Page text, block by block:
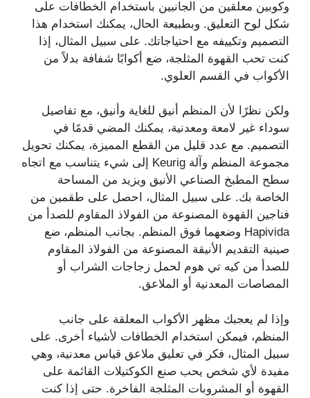
وكوبين معلقين من الجانبين باستخدام الخطافات على
شكل لوح التعليق. وبطبيعة الحال، يمكنك استخدام هذا
التصميم وتكييفه مع احتياجاتك. على سبيل المثال، إذا
كنت تحب القهوة المثلجة، ضع أكوابًا شفافة بدلاً من
الأكواب في القسم العلوي.
ولكن نظرًا لأن المنظم أنيق للغاية وأنيق، مع تفاصيل
سوداء غير لامعة ومعدنية، يمكنك المضي قدمًا في
التصميم. مع عدد قليل من القطع المميزة، يمكنك تحويل
مجموعة المنظم وآلة Keurig إلى شيء يتناسب مع اتجاه
سطح المطبخ الصناعي الأنيق ويزيد من المساحة
الخاصة بك. على سبيل المثال، احصل على طقمين من
فناجين القهوة المصنوعة من الفولاذ المقاوم للصدأ من
Hapivida وضعهما فوق المنظم. بجانب المنظم، ضع
صينية التقديم الأنيقة المصنوعة من الفولاذ المقاوم
للصدأ من كيه تي هوم لحمل زجاجات الشراب أو
المصاصات المعدنية أو الملاعق.
وإذا لم يعجبك مظهر الأكواب المعلقة على جانب
المنظم، فيمكن استخدام الخطافات لأشياء أخرى. على
سبيل المثال، فكر في تعليق ملاعق قياس معدنية، وهي
مفيدة لأي شخص يحب صنع الكوكتيلات القائمة على
القهوة أو المشروبات المثلجة الفاخرة. حتى إذا كنت